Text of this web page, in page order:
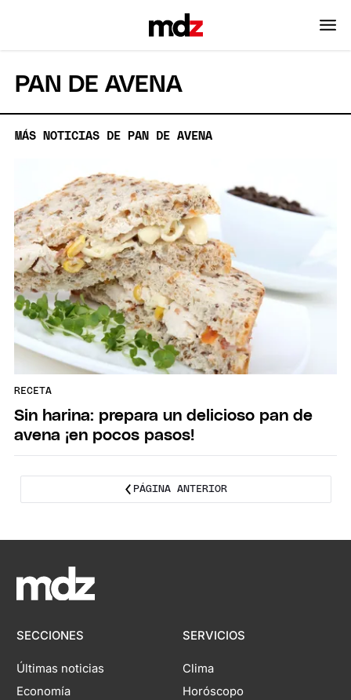
PAN DE AVENA
MÁS NOTICIAS DE PAN DE AVENA
RECETA
Sin harina: prepara un delicioso pan de
avena ¡en pocos pasos!
PÁGINA ANTERIOR
SECCIONES
Últimas noticias
Economía
SERVICIOS
Clima
Horóscopo